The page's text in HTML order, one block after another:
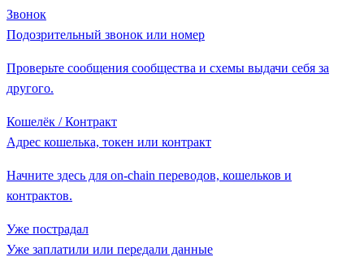
Звонок
Подозрительный звонок или номер
Проверьте сообщения сообщества и схемы выдачи себя за
другого.
Кошелёк / Контракт
Адрес кошелька, токен или контракт
Начните здесь для on-chain переводов, кошельков и
контрактов.
Уже пострадал
Уже заплатили или передали данные